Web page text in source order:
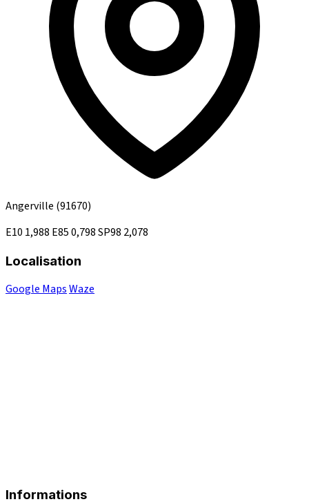
Angerville (91670)
E10 1,988 E850,798SP98 2,078
Localisation
Google MapsWaze
Informations